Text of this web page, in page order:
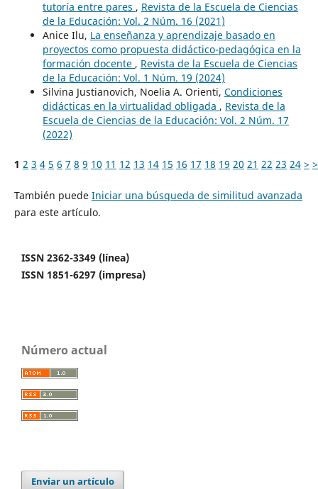
tutoría entre pares , Revista de la Escuela de Ciencias
de la Educación: Vol. 2 Núm. 16 (2021)
Anice Ilu, La enseñanza y aprendizaje basado en
proyectos como propuesta didáctico-pedagógica en la
formación docente , Revista de la Escuela de Ciencias
de la Educación: Vol. 1 Núm. 19 (2024)
Silvina Justianovich, Noelia A. Orienti, Condiciones
didácticas en la virtualidad obligada , Revista de la
Escuela de Ciencias de la Educación: Vol. 2 Núm. 17
(2022)
1 2 3 4 5 6 7 8 9 10 11 12 13 14 15 16 17 18 19 20 21 22 23 24 >
También puede Iniciar una búsqueda de similitud avanzada
para este artículo.
ISSN 2362-3349 (línea)
ISSN 1851-6297 (impresa)
Número actual
Enviar un artículo